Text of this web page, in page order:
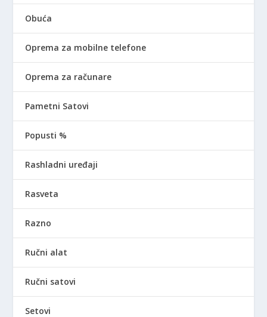
Obuća
Oprema za mobilne telefone
Oprema za računare
Pametni Satovi
Popusti %
Rashladni uređaji
Rasveta
Razno
Ručni alat
Ručni satovi
Setovi